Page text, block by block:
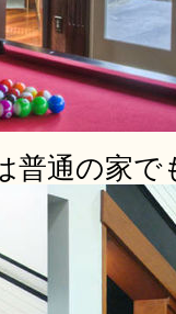
普通の家で